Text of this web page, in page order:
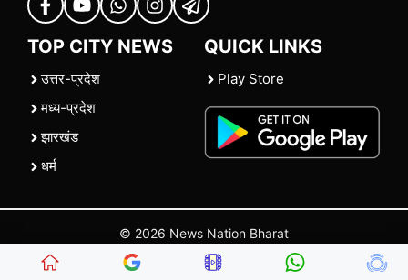
TOP CITY NEWS
उत्तर-प्रदेश
मध्य-प्रदेश
झारखंड
धर्म
QUICK LINKS
Play Store
© 2026 News Nation Bharat
Home| |Contact Us |Policies Terms and Conditions